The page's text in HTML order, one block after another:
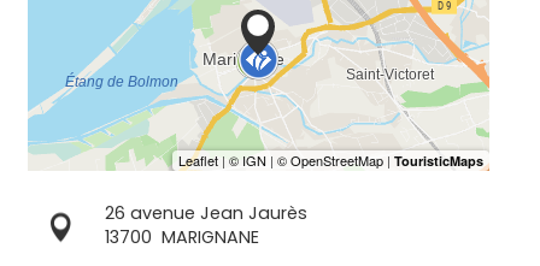
26 avenue Jean Jaurès
13700 MARIGNANE